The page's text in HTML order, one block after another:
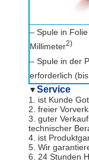
– Spule in
Millimeter2)
– Spule in der
erforderlich
▼Service
1. ist Kunde
2. freier
3. guter
technischer
4. ist
5. Wir
6. 24 Stunden